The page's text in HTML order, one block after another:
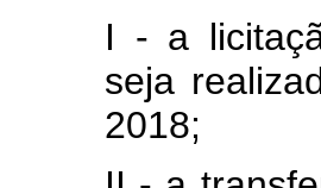
I - a
seja
2018;